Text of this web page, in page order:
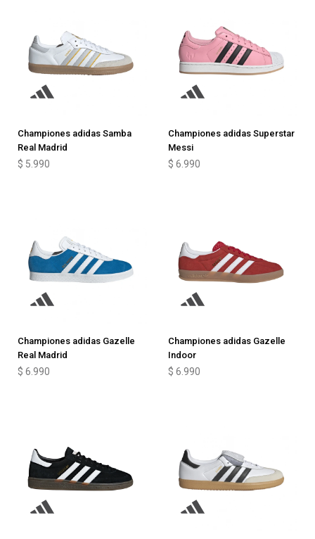
Championes adidas Samba
Real Madrid
$ 5.990
Championes adidas Superstar
Messi
$ 6.990
Championes adidas Gazelle
Real Madrid
$ 6.990
Championes adidas Gazelle
Indoor
$ 6.990